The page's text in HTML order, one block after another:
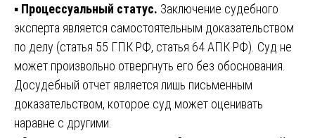
▪️ Процессуальный статус. Заключение судебного
эксперта является самостоятельным доказательством
по делу (статья 55 ГПК РФ, статья 64 АПК РФ). Суд не
может произвольно отвергнуть его без обоснования.
Досудебный отчет является лишь письменным
доказательством, которое суд может оценивать
наравне с другими.